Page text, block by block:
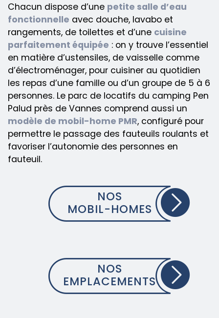
Chacun dispose d’une petite salle d’eau
fonctionnelle avec douche, lavabo et
rangements, de toilettes et d’une cuisine
parfaitement équipée : on y trouve l’essentiel
en matière d’ustensiles, de vaisselle comme
d’électroménager, pour cuisiner au quotidien
les repas d’une famille ou d’un groupe de 5 à 6
personnes. Le parc de locatifs du camping Pen
Palud près de Vannes comprend aussi un
modèle de mobil-home PMR, configuré pour
permettre le passage des fauteuils roulants et
favoriser l’autonomie des personnes en
fauteuil.
NOS
MOBIL-HOMES
NOS
EMPLACEMENTS